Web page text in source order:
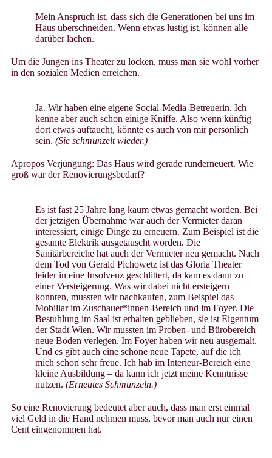
Mein Anspruch ist, dass sich die Generationen bei uns im
Haus überschneiden. Wenn etwas lustig ist, können alle
darüber lachen.
Um die Jungen ins Theater zu locken, muss man sie wohl vorher
in den sozialen Medien erreichen.
Ja. Wir haben eine eigene Social-Media-Betreuerin. Ich
kenne aber auch schon einige Kniffe. Also wenn künftig
dort etwas auftaucht, könnte es auch von mir persönlich
sein. (Sie schmunzelt wieder.)
Apropos Verjüngung: Das Haus wird gerade runderneuert. Wie
groß war der Renovierungsbedarf?
Es ist fast 25 Jahre lang kaum etwas gemacht worden. Bei
der jetzigen Übernahme war auch der Vermieter daran
interessiert, einige Dinge zu erneuern. Zum Beispiel ist die
gesamte Elektrik ausgetauscht worden. Die
Sanitärbereiche hat auch der Vermieter neu gemacht. Nach
dem Tod von Gerald Pichowetz ist das Gloria Theater
leider in eine Insolvenz geschlittert, da kam es dann zu
einer Versteigerung. Was wir dabei nicht ersteigern
konnten, mussten wir nachkaufen, zum Beispiel das
Mobiliar im Zuschauer*innen-Bereich und im Foyer. Die
Bestuhlung im Saal ist erhalten geblieben, sie ist Eigentum
der Stadt Wien. Wir mussten im Proben- und Bürobereich
neue Böden verlegen. Im Foyer haben wir neu ausgemalt.
Und es gibt auch eine schöne neue Tapete, auf die ich
mich schon sehr freue. Ich hab im Interieur-Bereich eine
kleine Ausbildung – da kann ich jetzt meine Kenntnisse
nutzen. (Erneutes Schmunzeln.)
So eine Renovierung bedeutet aber auch, dass man erst einmal
viel Geld in die Hand nehmen muss, bevor man auch nur einen
Cent eingenommen hat.